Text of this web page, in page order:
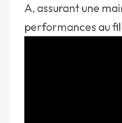
A, assurant une
performances au